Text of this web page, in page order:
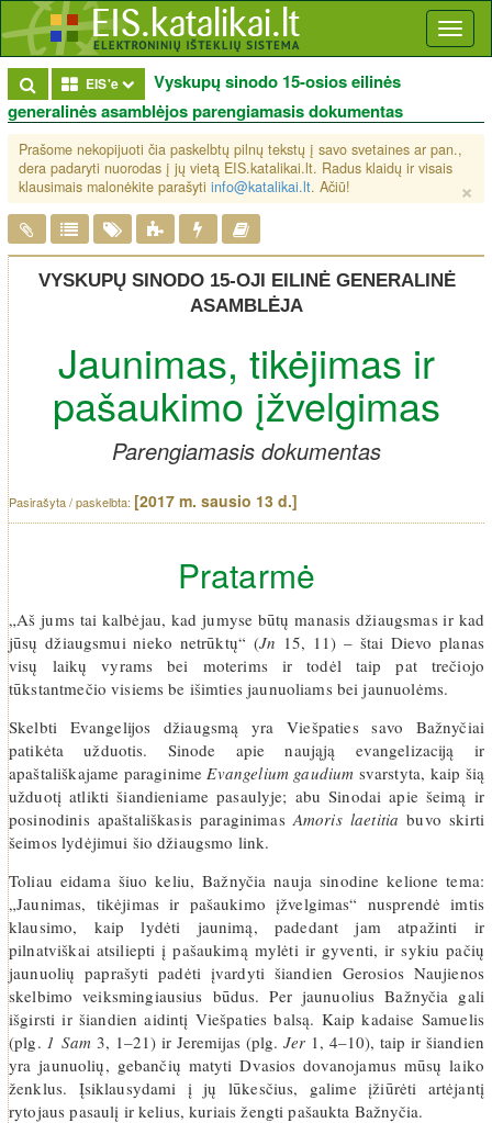
EIS'e Toggle Dropdown
Vyskupų sinodo 15-osios eilinės
generalinės asamblėjos parengiamasis dokumentas
Prašome nekopijuoti čia paskelbtų pilnų tekstų į savo svetaines ar pan.,
dera padaryti nuorodas į jų vietą EIS.katalikai.lt. Radus klaidų ir visais
klausimais malonėkite parašyti info@katalikai.lt. Ačiū! ×
VYSKUPŲ SINODO 15-OJI EILINĖ GENERALINĖ
ASAMBLĖJA
Jaunimas, tikėjimas ir
pašaukimo įžvelgimas
Parengiamasis dokumentas
[2017 m. sausio 13 d.]
Pratarmė
„Aš jums tai kalbėjau, kad jumyse būtų manasis džiaugsmas ir kad
jūsų džiaugsmui nieko netrūktų“ (Jn 15, 11) – štai Dievo planas
visų laikų vyrams bei moterims ir todėl taip pat trečiojo
tūkstantmečio visiems be išimties jaunuoliams bei jaunuolėms.
Skelbti Evangelijos džiaugsmą yra Viešpaties savo Bažnyčiai
patikėta užduotis. Sinode apie naująją evangelizaciją ir
apaštališkajame paraginimeEvangelium gaudium svarstyta, kaip šią
užduotį atlikti šiandieniame pasaulyje; abu Sinodai apie šeimą ir
posinodinis apaštališkasis paraginimasAmoris laetitia buvo skirti
šeimos lydėjimui šio džiaugsmo link.
Toliau eidama šiuo keliu, Bažnyčia nauja sinodine kelione tema:
„Jaunimas, tikėjimas ir pašaukimo įžvelgimas“ nusprendė imtis
klausimo, kaip lydėti jaunimą, padedant jam atpažinti ir
pilnatviškai atsiliepti į pašaukimą mylėti ir gyventi, ir sykiu pačių
jaunuolių paprašyti padėti įvardyti šiandien Gerosios Naujienos
skelbimo veiksmingiausius būdus. Per jaunuolius Bažnyčia gali
išgirsti ir šiandien aidintį Viešpaties balsą. Kaip kadaise Samuelis
(plg. 1 Sam 3, 1–21) ir Jeremijas (plg. Jer 1, 4–10), taip ir šiandien
yra jaunuolių, gebančių matyti Dvasios dovanojamus mūsų laiko
ženklus. Įsiklausydami į jų lūkesčius, galime įžiūrėti artėjantį
rytojaus pasaulį ir kelius, kuriais žengti pašaukta Bažnyčia.